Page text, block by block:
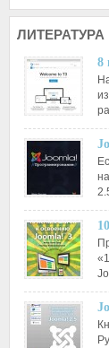
ЛИТЕРАТУРА
8